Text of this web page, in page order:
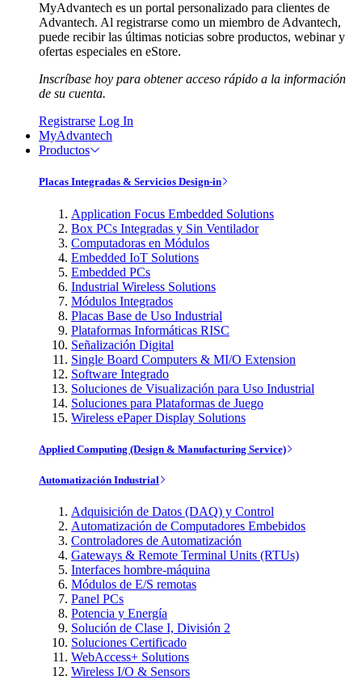
MyAdvantech es un portal personalizado para clientes de
Advantech. Al registrarse como un miembro de Advantech,
puede recibir las últimas noticias sobre productos, webinar y
ofertas especiales en eStore.
Inscríbase hoy para obtener acceso rápido a la información
de su cuenta.
Registrarse Log In
MyAdvantech
Productos
Placas Integradas & Servicios Design-in
Application Focus Embedded Solutions
Box PCs Integradas y Sin Ventilador
Computadoras en Módulos
Embedded IoT Solutions
Embedded PCs
Industrial Wireless Solutions
Módulos Integrados
Placas Base de Uso Industrial
Plataformas Informáticas RISC
Señalización Digital
Single Board Computers & MI/O Extension
Software Integrado
Soluciones de Visualización para Uso Industrial
Soluciones para Plataformas de Juego
Wireless ePaper Display Solutions
Applied Computing (Design & Manufacturing Service)
Automatización Industrial
Adquisición de Datos (DAQ) y Control
Automatización de Computadores Embebidos
Controladores de Automatización
Gateways & Remote Terminal Units (RTUs)
Interfaces hombre-máquina
Módulos de E/S remotas
Panel PCs
Potencia y Energía
Solución de Clase I, División 2
Soluciones Certificado
WebAccess+ Solutions
Wireless I/O & Sensors